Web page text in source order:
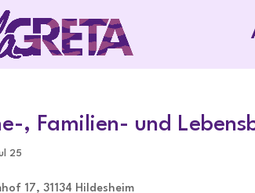
, Familien- und
25
17, 31134 Hildesheim